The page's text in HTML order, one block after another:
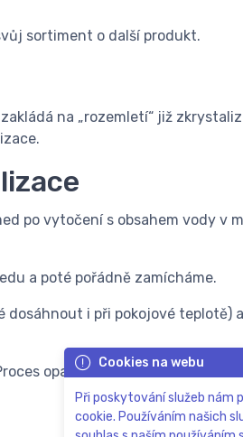
sortiment o další produkt.
na „rozemletí“ již
po vytočení s obsahem vody v
a poté pořádně zamícháme.
dosáhnout i při pokojové
opakujeme 3–6 dní (záleží
Cookies na webu
Při poskytování služeb nám
cookie. Používáním našich